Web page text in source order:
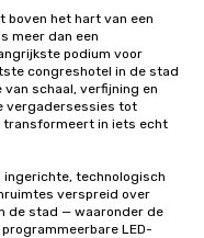
boven het hart van een
meer dan een
podium voor
congreshotel in de stad
schaal, verfijning en
vergadersessies tot
in iets echt
technologisch
verspreid over
de stad — waaronder de
LED-